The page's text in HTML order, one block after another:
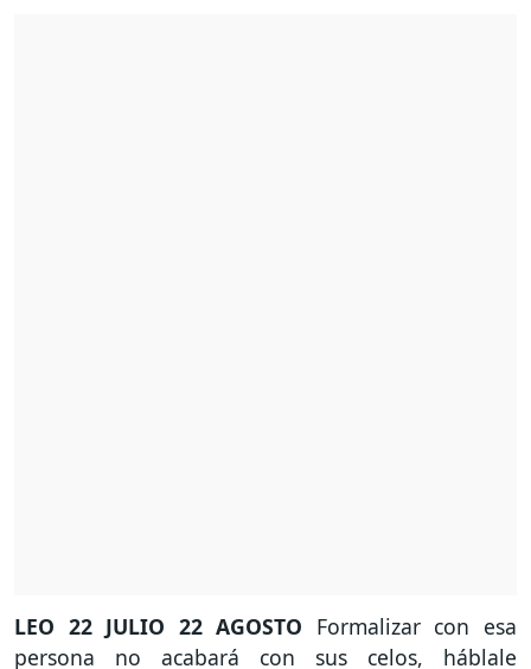
LEO 22 JULIO 22 AGOSTO Formalizar con esa
persona no acabará con sus celos, háblale